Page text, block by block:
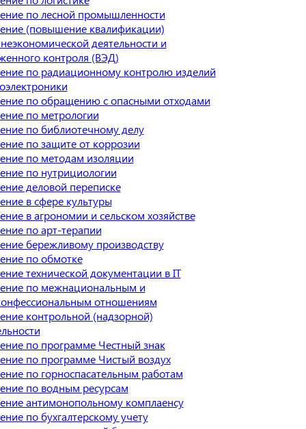
по лесной промышленности
(повышение квалификации)
деятельности и
контроля (ВЭД)
по радиационному контролю изделий
по обращению с опасными отходами
по метрологии
по библиотечному делу
по защите от коррозии
по методам изоляции
по нутрициологии
деловой переписке
в сфере культуры
в агрономии и сельском хозяйстве
по арт-терапии
бережливому производству
по обмотке
технической документации в IT
по межнациональным и
отношениям
контрольной (надзорной)
по программе Честный знак
по программе Чистый воздух
по горноспасательным работам
по водным ресурсам
антимонопольному комплаенсу
по бухгалтерскому учету